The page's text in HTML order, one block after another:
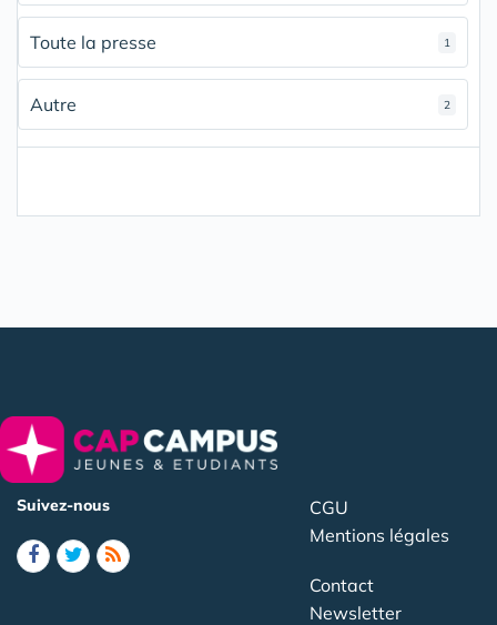
Toute la presse 1
Autre 2
Suivez-nous
CGU
Mentions légales
Contact
Newsletter